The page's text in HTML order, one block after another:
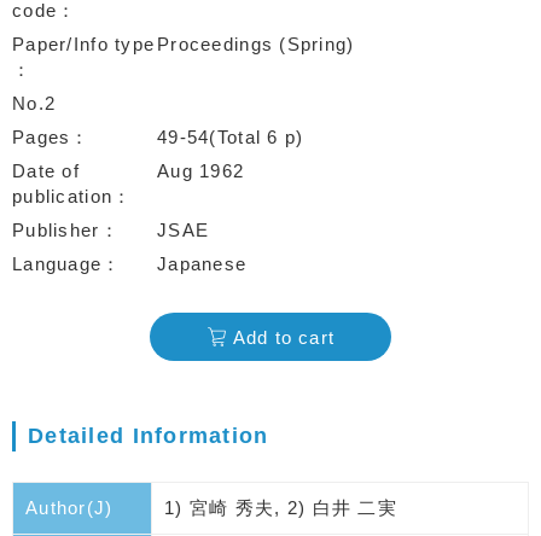
code
Paper/Info type Proceedings (Spring)
No.2
Pages
49-54(Total 6 p)
Date of
publication
Aug 1962
Publisher
JSAE
Language
Japanese
Add to cart
Detailed Information
Author(J) 1) 宮崎 秀夫, 2) 白井 二実